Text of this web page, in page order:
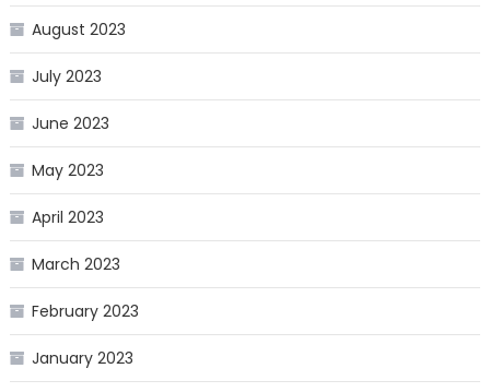
August 2023
July 2023
June 2023
May 2023
April 2023
March 2023
February 2023
January 2023